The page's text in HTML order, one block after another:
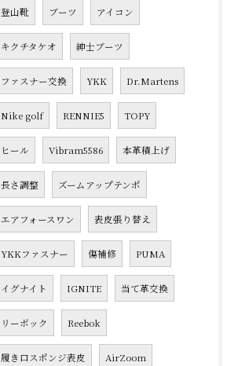
登山靴 ブーツ アイコン
キクチタケオ 紳士ブーツ
ファスナー交換 YKK Dr.Martens
Nike golf RENNIE5 TOPY
ヒール Vibram5586 本革積上げ
長さ調整 ズームアップテンポ
エアフォースワン 表皮張り替え
YKKファスナー 傷補修 PUMA
イグナイト IGNITE 当て革交換
リーボック Reebok
履き口スポンジ表皮 AirZoom